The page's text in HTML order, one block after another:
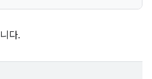
다.